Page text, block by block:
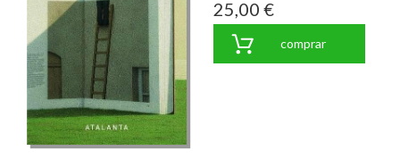
25,00 €
comprar